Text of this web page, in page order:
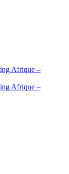
Afrique –
Afrique –